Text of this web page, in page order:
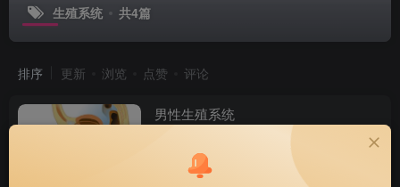
生殖系统 共4篇
排序 更新 浏览 点赞 评论
男性生殖系统
人类生殖系统
花色